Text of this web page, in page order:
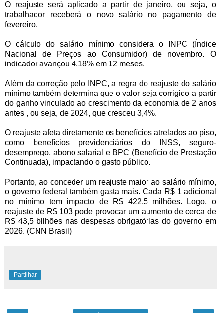
O reajuste será aplicado a partir de janeiro, ou seja, o
trabalhador receberá o novo salário no pagamento de
fevereiro.
O cálculo do salário mínimo considera o INPC (Índice
Nacional de Preços ao Consumidor) de novembro. O
indicador avançou 4,18% em 12 meses.
Além da correção pelo INPC, a regra do reajuste do salário
mínimo também determina que o valor seja corrigido a partir
do ganho vinculado ao crescimento da economia de 2 anos
antes , ou seja, de 2024, que cresceu 3,4%.
O reajuste afeta diretamente os benefícios atrelados ao piso,
como benefícios previdenciários do INSS, seguro-
desemprego, abono salarial e BPC (Benefício de Prestação
Continuada), impactando o gasto público.
Portanto, ao conceder um reajuste maior ao salário mínimo,
o governo federal também gasta mais. Cada R$ 1 adicional
no mínimo tem impacto de R$ 422,5 milhões. Logo, o
reajuste de R$ 103 pode provocar um aumento de cerca de
R$ 43,5 bilhões nas despesas obrigatórias do governo em
2026. (CNN Brasil)
Partilhar